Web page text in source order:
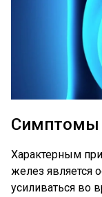
Симптомы
Характерным
желез является
усиливаться во